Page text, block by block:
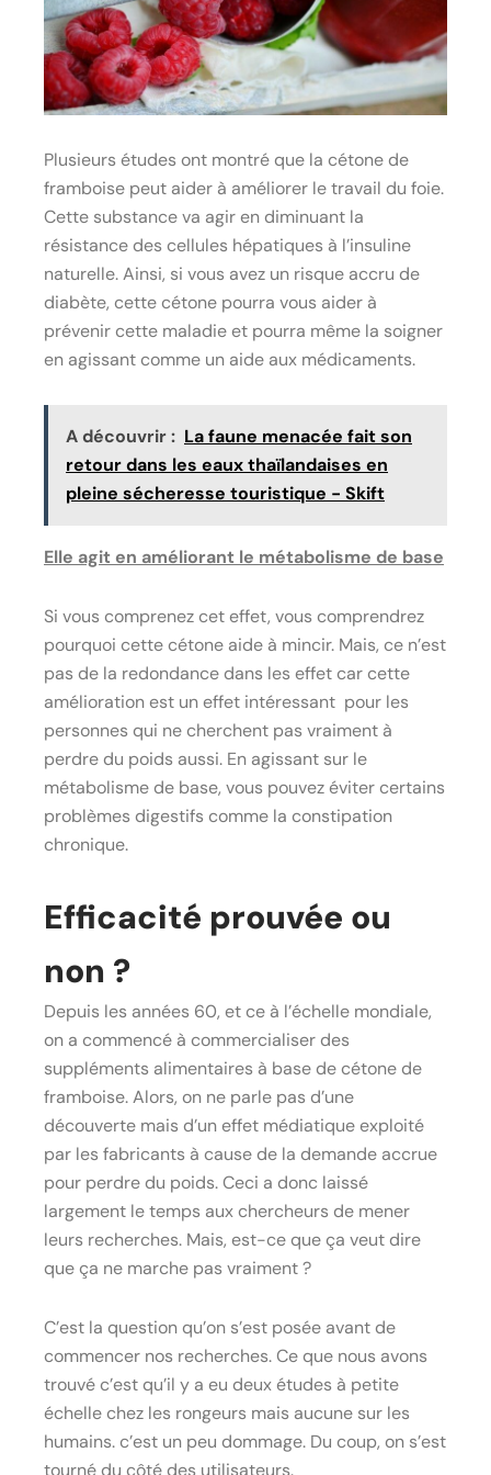
Plusieurs études ont montré que la cétone de
framboise peut aider à améliorer le travail du foie.
Cette substance va agir en diminuant la
résistance des cellules hépatiques à l’insuline
naturelle. Ainsi, si vous avez un risque accru de
diabète, cette cétone pourra vous aider à
prévenir cette maladie et pourra même la soigner
en agissant comme un aide aux médicaments.
A découvrir : La faune menacée fait son
retour dans les eaux thaïlandaises en
pleine sécheresse touristique - Skift
Elle agit en améliorant le métabolisme de base
Si vous comprenez cet effet, vous comprendrez
pourquoi cette cétone aide à mincir. Mais, ce n’est
pas de la redondance dans les effet car cette
amélioration est un effet intéressant pour les
personnes qui ne cherchent pas vraiment à
perdre du poids aussi. En agissant sur le
métabolisme de base, vous pouvez éviter certains
problèmes digestifs comme la constipation
chronique.
Efficacité prouvée ou
non ?
Depuis les années 60, et ce à l’échelle mondiale,
on a commencé à commercialiser des
suppléments alimentaires à base de cétone de
framboise. Alors, on ne parle pas d’une
découverte mais d’un effet médiatique exploité
par les fabricants à cause de la demande accrue
pour perdre du poids. Ceci a donc laissé
largement le temps aux chercheurs de mener
leurs recherches. Mais, est-ce que ça veut dire
que ça ne marche pas vraiment ?
C’est la question qu’on s’est posée avant de
commencer nos recherches. Ce que nous avons
trouvé c’est qu’il y a eu deux études à petite
échelle chez les rongeurs mais aucune sur les
humains. c’est un peu dommage. Du coup, on s’est
tourné du côté des utilisateurs.